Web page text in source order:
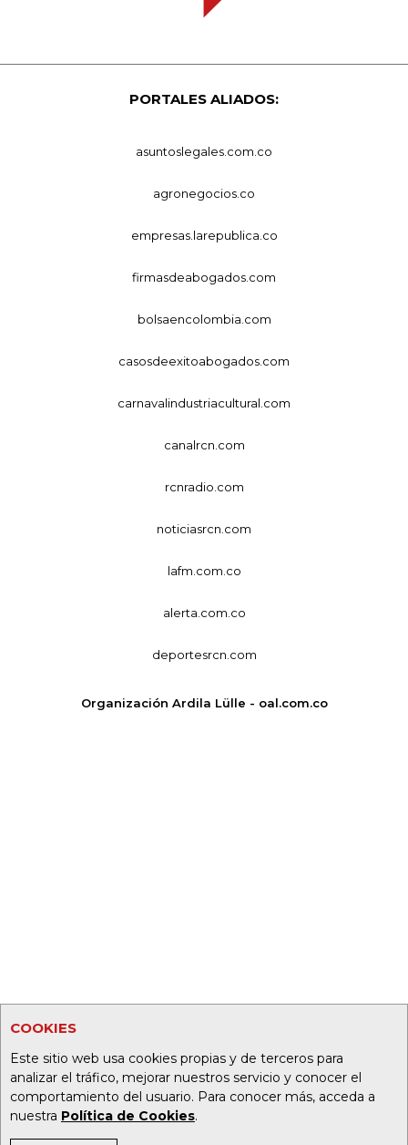
COOKIES
Este sitio web usa cookies propias y de terceros para
analizar el tráfico, mejorar nuestros servicio y conocer el
comportamiento del usuario. Para conocer más, acceda a
nuestra Política de Cookies.
PORTALES ALIADOS:
asuntoslegales.com.co
agronegocios.co
empresas.larepublica.co
firmasdeabogados.com
bolsaencolombia.com
casosdeexitoabogados.com
carnavalindustriacultural.com
canalrcn.com
rcnradio.com
noticiasrcn.com
lafm.com.co
alerta.com.co
deportesrcn.com
Organización Ardila Lülle - oal.com.co